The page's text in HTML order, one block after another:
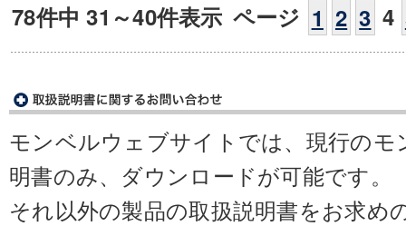
78件中 31～40件表示 ページ 1 2 3 4
モンベルウェブサイトでは、現行のモ
明書のみ、ダウンロードが可能です。
それ以外の製品の取扱説明書をお求め